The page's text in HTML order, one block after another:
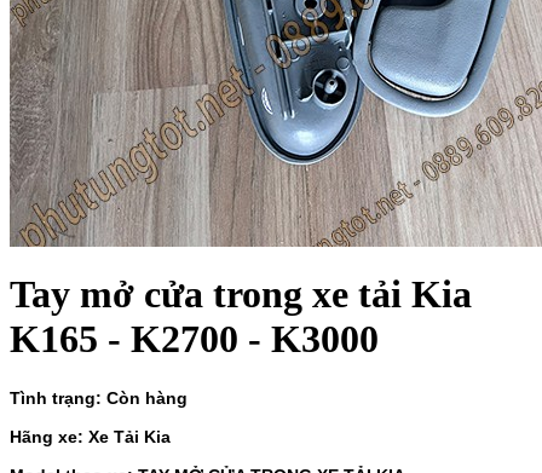
Tay mở cửa trong xe tải Kia
K165 - K2700 - K3000
Tình trạng: Còn hàng
Hãng xe: Xe Tải Kia